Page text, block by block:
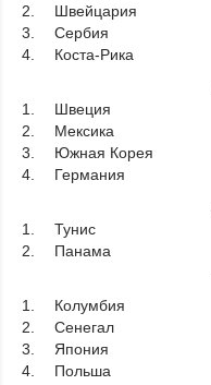
2.
Швейцария
3.
Сербия
4.
Коста-Рика
1.
Швеция
2.
Мексика
3.
Южная Корея
4.
Германия
1.
Тунис
2.
Панама
1.
Колумбия
2.
Сенегал
3.
Япония
4.
Польша